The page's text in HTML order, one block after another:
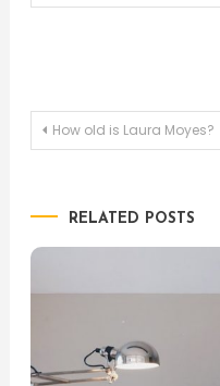
Post
How old is Laura Moyes?
RELATED POSTS